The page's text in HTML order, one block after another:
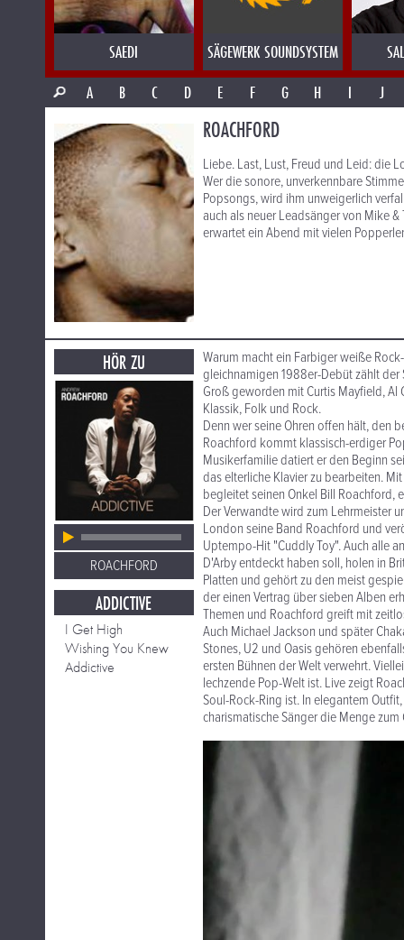
SAEDI SÄGEWERK SOUNDSYSTEM
A
B C D E F G H I J
ROACHFORD
Liebe. Last, Lust, Freud und Leid: die
Wer die sonore, unverkennbare
Popsongs, wird ihm unweigerlich
auch als neuer Leadsänger von Mike
erwartet ein Abend mit vielen
HÖR ZU
ROACHFORD
ADDICTIVE
I Get High
Wishing You Knew
Addictive
Warum macht ein Farbiger weiße
gleichnamigen 1988er-Debüt zählt
Groß geworden mit Curtis Mayfield, Al
Klassik, Folk und Rock.
Denn wer seine Ohren offen hält, den
Roachford kommt klassisch-erdiger
Musikerfamilie datiert er den Beginn
das elterliche Klavier zu bearbeiten.
begleitet seinen Onkel Bill Roachford,
Der Verwandte wird zum Lehrmeister
London seine Band Roachford und
Uptempo-Hit "Cuddly Toy". Auch alle
D'Arby entdeckt haben soll, holen in
Platten und gehört zu den meist
der einen Vertrag über sieben Alben
Themen und Roachford greift mit
Auch Michael Jackson und später
Stones, U2 und Oasis gehören
ersten Bühnen der Welt verwehrt.
lechzende Pop-Welt ist. Live zeigt
Soul-Rock-Ring ist. In elegantem
charismatische Sänger die Menge